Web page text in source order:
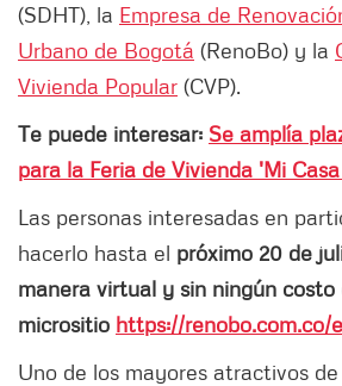
(SDHT), la Empresa de
Urbano de Bogotá (RenoBo) y la
Vivienda Popular (CVP).
Te puede interesar: Se amplía
para la Feria de Vivienda 'Mi
Las personas interesadas en
hacerlo hasta el próximo 20 de
manera virtual y sin ningún costo
micrositio https://renobo.com.co/
Uno de los mayores atractivos